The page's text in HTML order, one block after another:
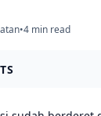
•4 min read
yang Bisa